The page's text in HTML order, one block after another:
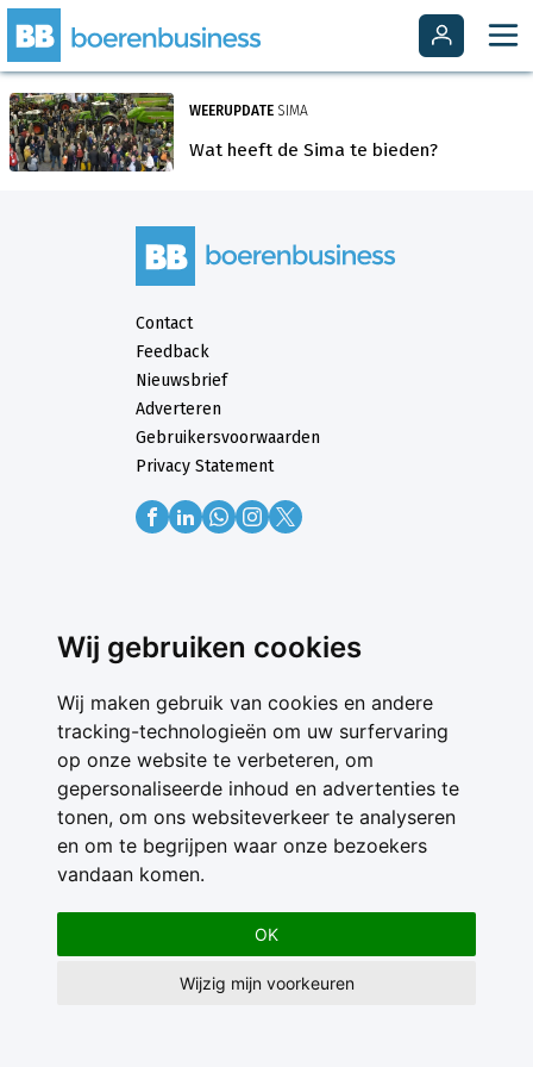
Wij gebruiken cookies
Wij maken gebruik van cookies en andere
tracking-technologieën om uw surfervaring
op onze website te verbeteren, om
gepersonaliseerde inhoud en advertenties te
tonen, om ons websiteverkeer te analyseren
en om te begrijpen waar onze bezoekers
vandaan komen.
OK
Wijzig mijn voorkeuren
WEERUPDATE SIMA
Wat heeft de Sima te bieden?
Contact
Feedback
Nieuwsbrief
Adverteren
Gebruikersvoorwaarden
Privacy Statement